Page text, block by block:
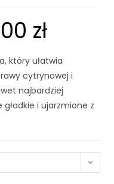
zł
który ułatwia
cytrynowej i
najbardziej
gładkie i ujarzmione z